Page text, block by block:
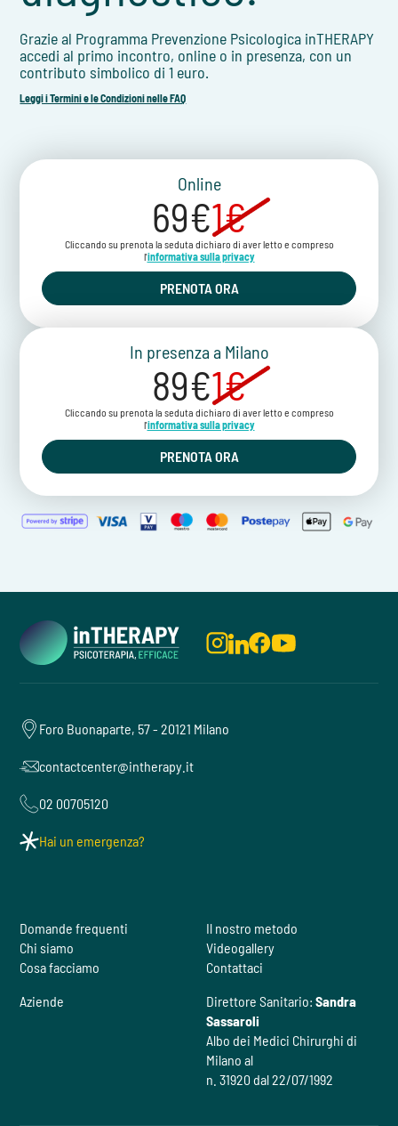
Grazie al Programma Prevenzione Psicologica inTHERAPY
accedi al primo incontro, online o in presenza, con un
contributo simbolico di 1 euro.
Leggi i Termini e le Condizioni nelle FAQ
Online
69€1€
Cliccando su prenota la seduta dichiaro di aver letto e compreso
l'informativa sulla privacy
PRENOTA ORA
In presenza a Milano
89€1€
Cliccando su prenota la seduta dichiaro di aver letto e compreso
l'informativa sulla privacy
PRENOTA ORA
Foro Buonaparte, 57 - 20121 Milano
contactcenter@intherapy.it
02 00705120
Hai un emergenza?
Domande frequenti
Chi siamo
Cosa facciamo
Il nostro metodo
Videogallery
Contattaci
Aziende
Direttore Sanitario: Sandra
Sassaroli
Albo dei Medici Chirurghi di
Milano al
n. 31920 dal 22/07/1992